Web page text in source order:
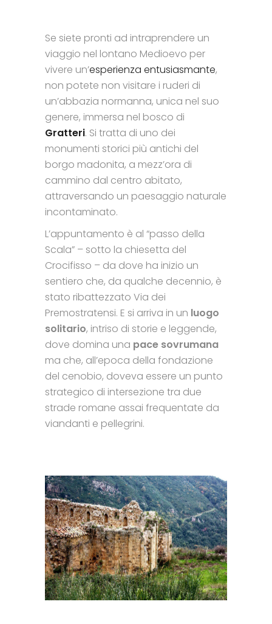
Se siete pronti ad intraprendere un
viaggio nel lontano Medioevo per
vivere un’esperienza entusiasmante,
non potete non visitare i ruderi di
un’abbazia normanna, unica nel suo
genere, immersa nel bosco di
Gratteri. Si tratta di uno dei
monumenti storici più antichi del
borgo madonita, a mezz’ora di
cammino dal centro abitato,
attraversando un paesaggio naturale
incontaminato.
L’appuntamento è al “passo della
Scala” – sotto la chiesetta del
Crocifisso – da dove ha inizio un
sentiero che, da qualche decennio, è
stato ribattezzato Via dei
Premostratensi. E si arriva in un luogo
solitario, intriso di storie e leggende,
dove domina una pace sovrumana
ma che, all’epoca della fondazione
del cenobio, doveva essere un punto
strategico di intersezione tra due
strade romane assai frequentate da
viandanti e pellegrini.